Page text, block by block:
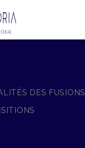
DES FUSIONS